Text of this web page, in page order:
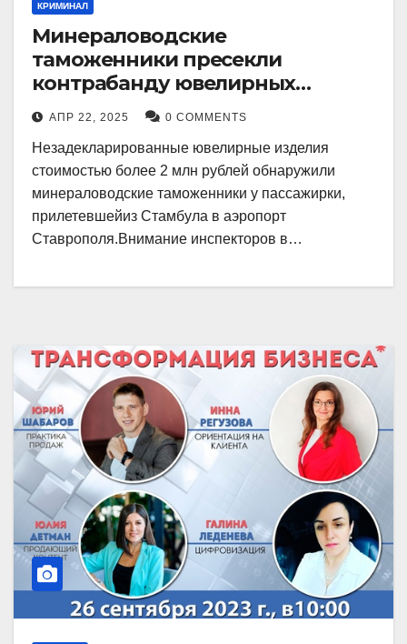
КРИМИНАЛ
Минераловодские
таможенники пресекли
контрабанду ювелирных
изделий на 2 млн рублей
АПР 22, 2025 0 COMMENTS
Незадекларированные ювелирные изделия
стоимостью более 2 млн рублей обнаружили
минераловодские таможенники у пассажирки,
прилетевшейиз Стамбула в аэропорт
Ставрополя.Внимание инспекторов в…